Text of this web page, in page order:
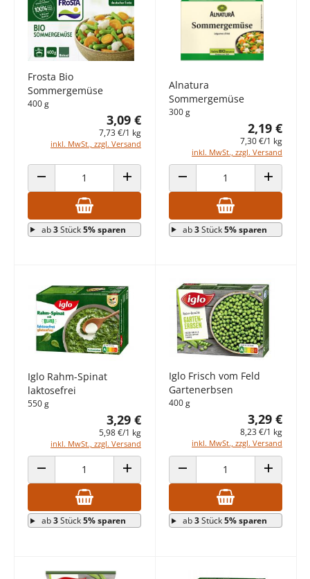
Frosta Bio
Sommergemüse
400 g
3,09 €
7,73 €/1 kg
inkl. MwSt., zzgl. Versand
ANZAHL VERRINGERN ANZAHL ERHÖHEN
ab3Stück5% sparen
Alnatura
Sommergemüse
300 g
2,19 €
7,30 €/1 kg
inkl. MwSt., zzgl. Versand
ANZAHL VERRINGERN ANZAHL
ab3Stück5% sparen
Iglo Rahm-Spinat
laktosefrei
550 g
3,29 €
5,98 €/1 kg
inkl. MwSt., zzgl. Versand
ANZAHL VERRINGERN ANZAHL ERHÖHEN
ab3Stück5% sparen
Iglo Frisch vom Feld
Gartenerbsen
400 g
3,29 €
8,23 €/1 kg
inkl. MwSt., zzgl. Versand
ANZAHL VERRINGERN ANZAHL
ab3Stück5% sparen